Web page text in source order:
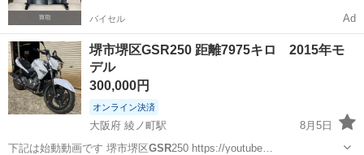
バイセル Ad
堺市堺区GSR250 距離7975キロ 2015年モ
デル
300,000円
オンライン決済
大阪府 綾ノ町駅
8月5日
下記は始動動画です 堺市堺区GSR250 https://youtube…